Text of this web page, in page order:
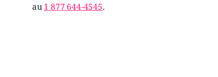
au1 877 644-4545.